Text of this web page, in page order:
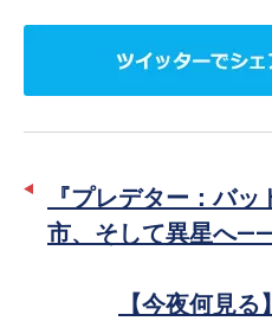
ー
『プレデター：バ
市、そして異星へ
【今夜何見